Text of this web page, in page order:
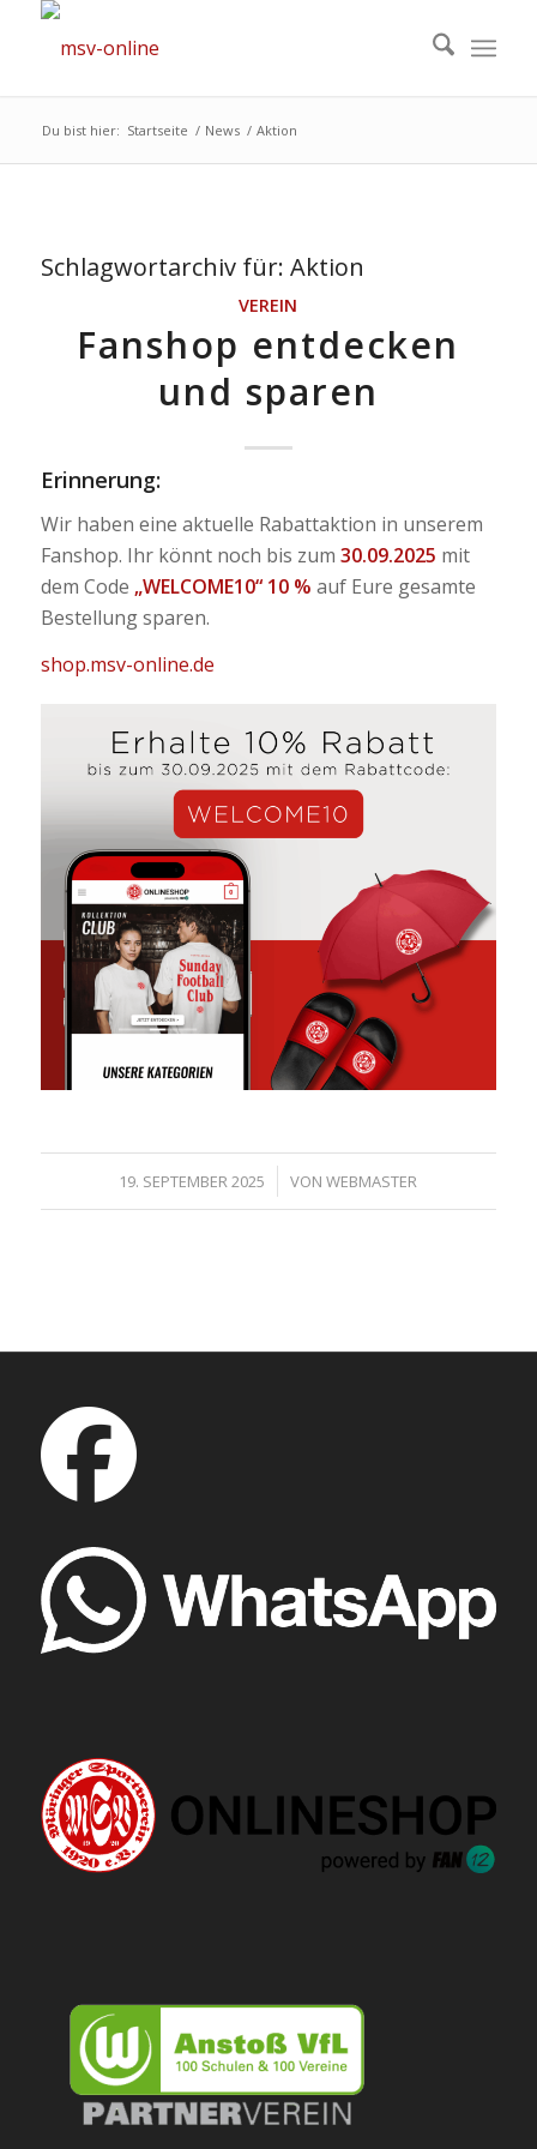
Du bist hier: Startseite / News / Aktion
Schlagwortarchiv für: Aktion
VEREIN
Fanshop entdecken
und sparen
Erinnerung:
Wir haben eine aktuelle Rabattaktion in unserem
Fanshop. Ihr könnt noch bis zum 30.09.2025 mit
dem Code „WELCOME10“ 10 % auf Eure gesamte
Bestellung sparen.
shop.msv-online.de
19. SEPTEMBER 2025
/ VONWEBMASTER